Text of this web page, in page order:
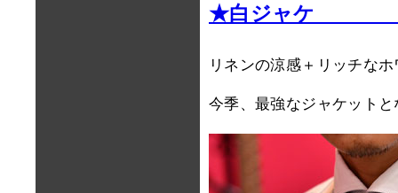
★白ジャケ 福
リネンの涼感＋リッチな
今季、最強なジャケット